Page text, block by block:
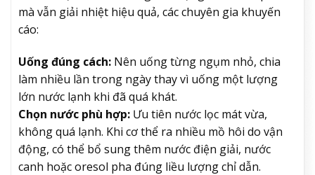
mà vẫn giải nhiệt hiệu quả, các chuyên gia khuyến
cáo:
Uống đúng cách: Nên uống từng ngụm nhỏ, chia
làm nhiều lần trong ngày thay vì uống một lượng
lớn nước lạnh khi đã quá khát.
Chọn nước phù hợp: Ưu tiên nước lọc mát vừa,
không quá lạnh. Khi cơ thể ra nhiều mồ hôi do vận
động, có thể bổ sung thêm nước điện giải, nước
canh hoặc oresol pha đúng liều lượng chỉ dẫn.